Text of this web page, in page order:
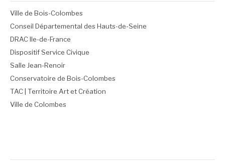
Ville de Bois-Colombes
Conseil Départemental des Hauts-de-Seine
DRAC Ile-de-France
Dispositif Service Civique
Salle Jean-Renoir
Conservatoire de Bois-Colombes
TAC | Territoire Art et Création
Ville de Colombes